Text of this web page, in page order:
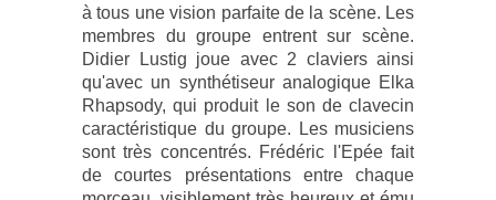
à tous une vision parfaite de la scène. Les
membres du groupe entrent sur scène.
Didier Lustig joue avec 2 claviers ainsi
qu'avec un synthétiseur analogique Elka
Rhapsody, qui produit le son de clavecin
caractéristique du groupe. Les musiciens
sont très concentrés. Frédéric l'Epée fait
de courtes présentations entre chaque